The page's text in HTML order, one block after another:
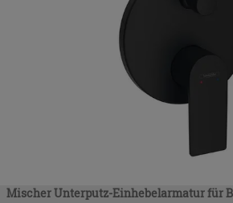
Mischer Unterputz-Einhebelarmatur für